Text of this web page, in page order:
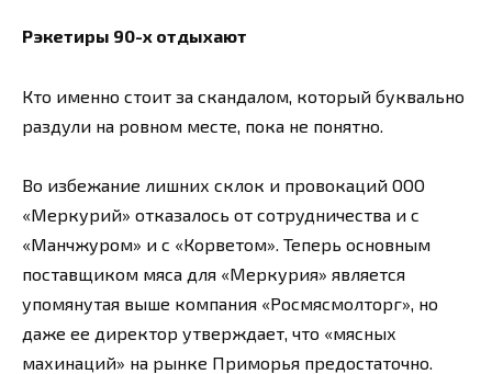
Рэкетиры 90-х отдыхают
Кто именно стоит за скандалом, который буквально
раздули на ровном месте, пока не понятно.
Во избежание лишних склок и провокаций ООО
«Меркурий» отказалось от сотрудничества и с
«Манчжуром» и с «Корветом». Теперь основным
поставщиком мяса для «Меркурия» является
упомянутая выше компания «Росмясмолторг», но
даже ее директор утверждает, что «мясных
махинаций» на рынке Приморья предостаточно.